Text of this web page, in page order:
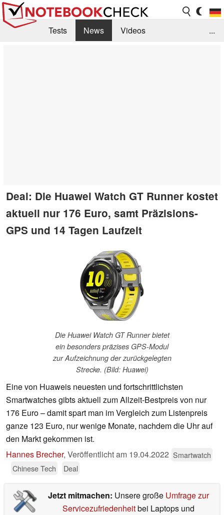
Tests News
Videos
...
Deal: Die Huawei Watch GT Runner kostet
aktuell nur 176 Euro, samt Präzisions-
GPS und 14 Tagen Laufzeit
Die Huawei Watch GT Runner bietet
ein besonders präzises GPS-Modul
zur Aufzeichnung der zurückgelegten
Strecke. (Bild: Huawei)
Eine von Huaweis neuesten und fortschrittlichsten
Smartwatches gibts aktuell zum Allzeit-Bestpreis von nur
176 Euro – damit spart man im Vergleich zum Listenpreis
ganze 123 Euro, nur wenige Monate, nachdem die Uhr auf
den Markt gekommen ist.
Hannes Brecher, Veröffentlicht am 19.04.2022 Smartwatch
Chinese Tech
Deal
Jetzt mitmachen: Unsere große Umfrage zur
Servicezufriedenheitbei Laptops und